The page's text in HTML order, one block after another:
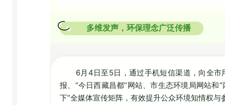
多维发声，环保理念广泛传播
6月4日至5日，通过手机短信渠道，向全
报、“今日西藏昌都”网站、市生态环境局网站
下”全媒体宣传矩阵，有效提升公众环境知情权与